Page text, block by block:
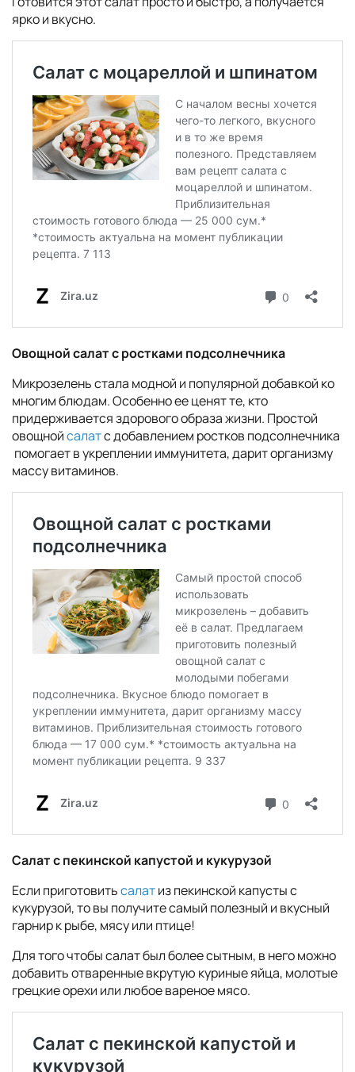
ярко и вкусно.
Овощной салат с ростками подсолнечника
Микрозелень стала модной и популярной добавкой ко
многим блюдам. Особенно ее ценят те, кто
придерживается здорового образа жизни. Простой
овощнойсалатс добавлением ростков подсолнечника
помогает в укреплении иммунитета, дарит организму
массу витаминов.
Салат с пекинской капустой и кукурузой
Если приготовитьсалатиз пекинской капусты с
кукурузой, то вы получите самый полезный и вкусный
гарнир к рыбе, мясу или птице!
Для того чтобы салат был более сытным, в него можно
добавить отваренные вкрутую куриные яйца, молотые
грецкие орехи или любое вареное мясо.